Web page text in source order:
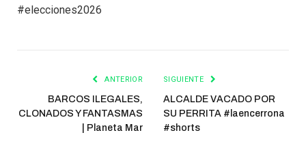
#elecciones2026
ANTERIOR
BARCOS ILEGALES,
CLONADOS Y FANTASMAS
| Planeta Mar
SIGUIENTE
ALCALDE VACADO POR
SU PERRITA #laencerrona
#shorts